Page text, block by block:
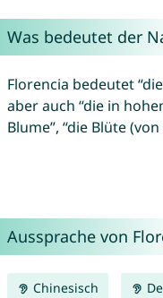
Was bedeutet der
Florencia bedeutet
aber auch “die in
Blume”, “die Blüte
Aussprache von
Chinesisch